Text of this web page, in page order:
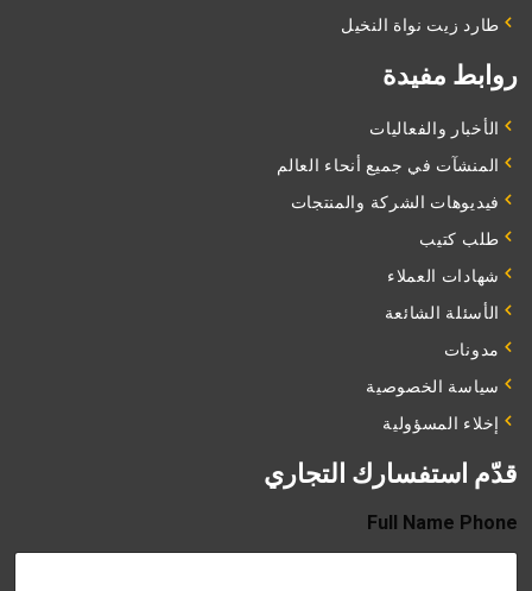
طارد زيت نواة النخيل
روابط مفيدة
الأخبار والفعاليات
المنشآت في جميع أنحاء العالم
فيديوهات الشركة والمنتجات
طلب كتيب
شهادات العملاء
الأسئلة الشائعة
مدونات
سياسة الخصوصية
إخلاء المسؤولية
قدّم استفسارك التجاري
Full Name Phone